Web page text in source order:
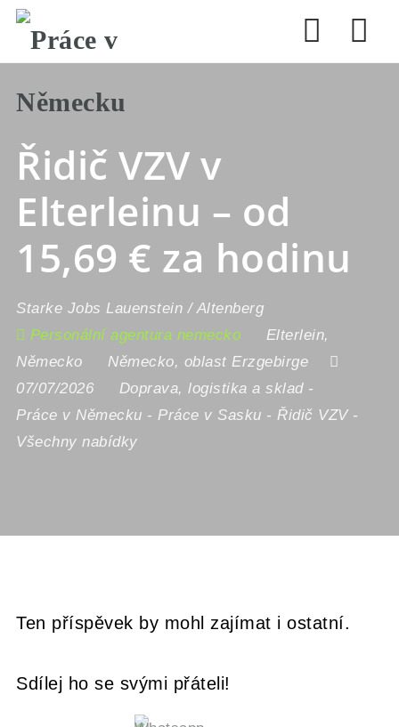
Řidič VZV v
Elterleinu – od
15,69 € za hodinu
Starke Jobs Lauenstein / Altenberg
Personální agentura nemecko
Elterlein,
Německo
Německo, oblast Erzgebirge
07/07/2026
Doprava, logistika a sklad-
Práce v Německu -Práce v Sasku -Řidič VZV-
Všechny nabídky
Ten příspěvek by mohl zajímat i ostatní.
Sdílej ho se svými přáteli!